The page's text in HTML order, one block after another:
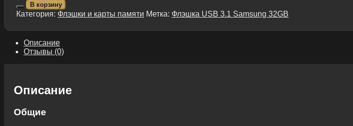
В корзину
Категория: Флэшки и карты памяти Метка: Флэшка USB 3.1 Samsung 32GB
Описание
Отзывы (0)
Описание
Общие